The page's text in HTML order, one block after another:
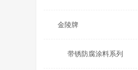
金陵牌
带锈防腐涂料系列